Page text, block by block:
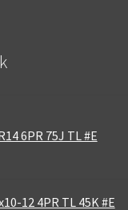
6PR 75J TL #E
12 4PR TL 45K #E